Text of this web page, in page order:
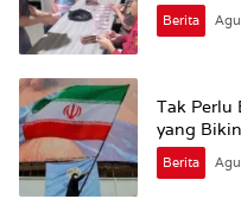
Berita
Tak Perlu
yang
Berita